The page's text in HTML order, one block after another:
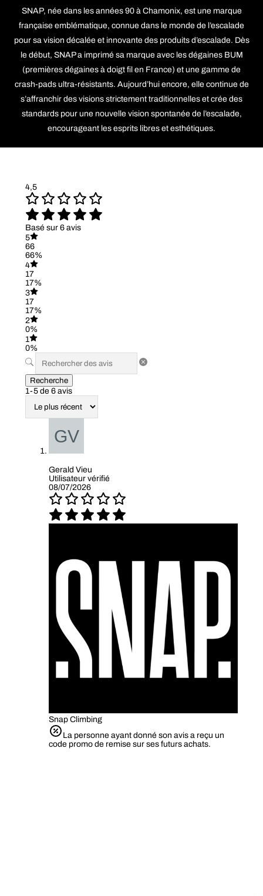
SNAP, née dans les années 90 à Chamonix, est une marque
française emblématique, connue dans le monde de l’escalade
pour sa vision décalée et innovante des produits d’escalade. Dès
le début, SNAP a imprimé sa marque avec les dégaines BUM
(premières dégaines à doigt fil en France) et une gamme de
crash-pads ultra-résistants. Aujourd’hui encore, elle continue de
s’affranchir des visions strictement traditionnelles et crée des
standards pour une nouvelle vision spontanée de l’escalade,
encourageant les esprits libres et esthétiques.
4,5
Basé sur 6 avis
5
66
66%
4
17
17%
3
17
17%
2
0%
1
0%
Recherche
1-5 de 6 avis
Gerald Vieu
Utilisateur vérifié
08/07/2026
Snap Climbing
La personne ayant donné son avis a reçu un
code promo de remise sur ses futurs achats.